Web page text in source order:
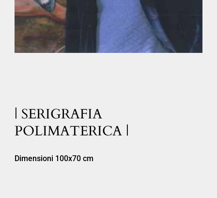
| SERIGRAFIA
POLIMATERICA |
Dimensioni 100x70 cm